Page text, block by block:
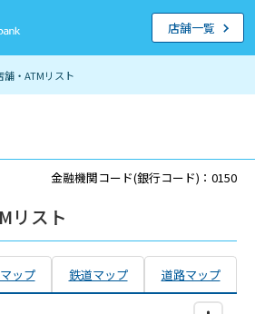
舗・ATMリスト
店舗一覧
金融機関コード(銀行コード)：0150
リスト
ップ 鉄道マップ 道路マップ